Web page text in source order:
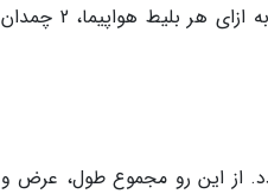
مثلاً با خرید بلیط هواپیما ایران ایر در قسمت اکونومی پروازهای بین المللی می توانید به ازای هر بلیط هواپیما، 2 چمدان
از این رو مجموع طول، عرض و